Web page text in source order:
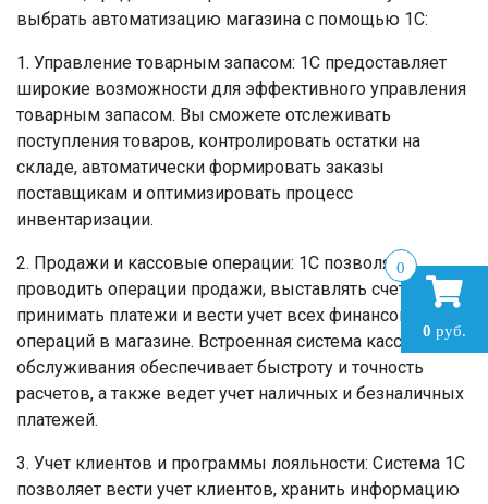
выбрать автоматизацию магазина с помощью 1С:
1. Управление товарным запасом: 1С предоставляет
широкие возможности для эффективного управления
товарным запасом. Вы сможете отслеживать
поступления товаров, контролировать остатки на
складе, автоматически формировать заказы
поставщикам и оптимизировать процесс
инвентаризации.
2. Продажи и кассовые операции: 1С позволяет
проводить операции продажи, выставлять счета,
принимать платежи и вести учет всех финансовых
операций в магазине. Встроенная система кассового
обслуживания обеспечивает быстроту и точность
расчетов, а также ведет учет наличных и безналичных
платежей.
3. Учет клиентов и программы лояльности: Система 1С
позволяет вести учет клиентов, хранить информацию
0
0 руб.